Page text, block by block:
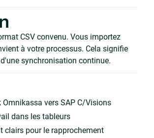
CSV convenu. Vous importez
à votre processus. Cela signifie
synchronisation continue.
vers SAP C/Visions
dans les tableurs
clairs pour le rapprochement